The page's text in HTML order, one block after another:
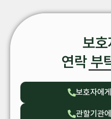
보호
연락 부
보호자에
관할기관